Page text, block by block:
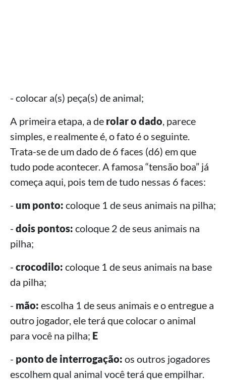
- colocar a(s) peça(s) de animal;
A primeira etapa, a de rolar o dado, parece
simples, e realmente é, o fato é o seguinte.
Trata-se de um dado de 6 faces (d6) em que
tudo pode acontecer. A famosa “tensão boa” já
começa aqui, pois tem de tudo nessas 6 faces:
- um ponto: coloque 1 de seus animais na pilha;
- dois pontos: coloque 2 de seus animais na
pilha;
- crocodilo: coloque 1 de seus animais na base
da pilha;
- mão: escolha 1 de seus animais e o entregue a
outro jogador, ele terá que colocar o animal
para você na pilha; E
- ponto de interrogação: os outros jogadores
escolhem qual animal você terá que empilhar.